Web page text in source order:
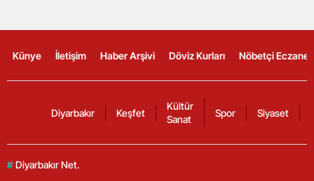
Künye İletişim Haber Arşivi Döviz Kurları Nöbetçi
Diyarbakır Keşfet
Kültür
Sanat
Spor Siyaset
# Diyarbakır Net.